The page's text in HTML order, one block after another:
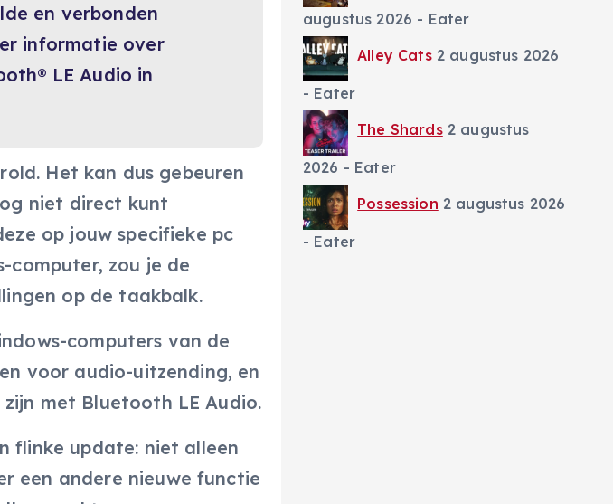
en verbonden
informatie over
LE Audio in
Het kan dus gebeuren
niet direct kunt
op jouw specifieke pc
computer, zou je de
op de taakbalk.
computers van de
voor audio-uitzending, en
met Bluetooth LE Audio.
flinke update: niet alleen
een andere nieuwe functie
augustus 2026 - Eater
Alley Cats 2 augustus 2026
- Eater
The Shards 2 augustus
2026 - Eater
Possession 2 augustus 2026
- Eater